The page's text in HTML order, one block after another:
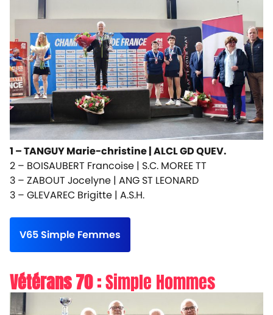
1 – TANGUY Marie-christine |ALCL GD QUEV.
2 – BOISAUBERT Francoise | S.C. MOREE TT
3 – ZABOUT Jocelyne | ANG ST LEONARD
3 – GLEVAREC Brigitte | A.S.H.
V65 Simple Femmes
Vétérans 70 :Simple Hommes